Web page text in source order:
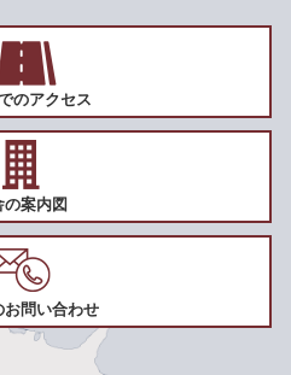
のアクセス
の案内図
お問い合わせ